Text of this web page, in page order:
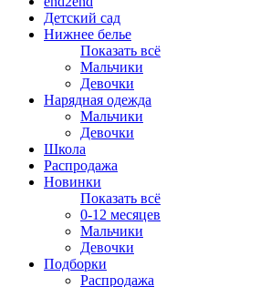
Детский сад
Нижнее белье
Показать всё
Мальчики
Девочки
Нарядная одежда
Мальчики
Девочки
Школа
Распродажа
Новинки
Показать всё
0-12 месяцев
Мальчики
Девочки
Подборки
Распродажа